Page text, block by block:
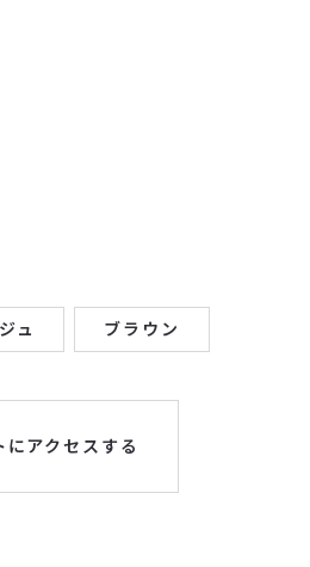
ュ ブラウン
アクセスする